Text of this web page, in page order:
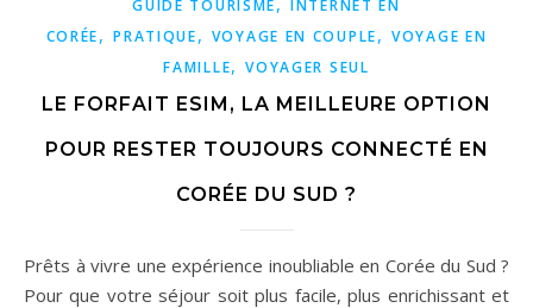
GUIDE TOURISME
INTERNET EN
CORÉE,PRATIQUE, VOYAGE EN COUPLE, VOYAGE EN
FAMILLE,VOYAGER SEUL
LE FORFAIT ESIM, LA MEILLEURE OPTION
POUR RESTER TOUJOURS CONNECTÉ EN
CORÉE DU SUD ?
Prêts à vivre une expérience inoubliable en Corée du Sud ?
Pour que votre séjour soit plus facile, plus enrichissant et